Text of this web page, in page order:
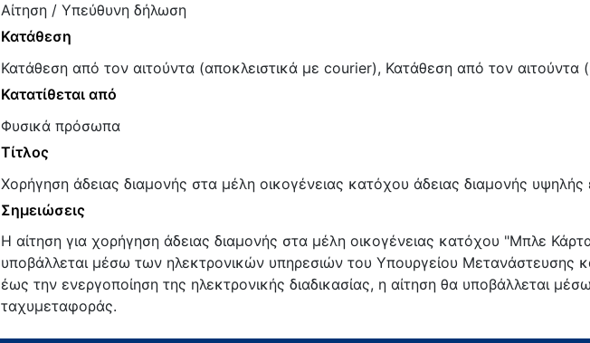
Αίτηση / Υπεύθυνη δήλωση
Κατάθεση
Κατάθεση από τον αιτούντα (αποκλειστικά με courier), Κατάθεση από τον αιτούντα
Κατατίθεται από
Φυσικά πρόσωπα
Τίτλος
Χορήγηση άδειας διαμονής στα μέλη οικογένειας κατόχου άδειας διαμονής υψηλής
Σημειώσεις
Η αίτηση για χορήγηση άδειας διαμονής στα μέλη οικογένειας κατόχου "Μπλε
υποβάλλεται μέσω των ηλεκτρονικών υπηρεσιών του Υπουργείου Μετανάστευσης
έως την ενεργοποίηση της ηλεκτρονικής διαδικασίας, η αίτηση θα υποβάλλεται
ταχυμεταφοράς.